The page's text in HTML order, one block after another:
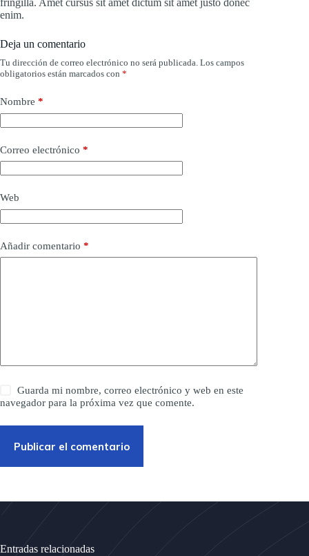
fringilla. Amet cursus sit amet dictum sit amet justo donec
enim.
Deja un comentario
Tu dirección de correo electrónico no será publicada. Los campos
obligatorios están marcados con *
Nombre *
Correo electrónico *
Web
Añadir comentario *
Guarda mi nombre, correo electrónico y web en este
navegador para la próxima vez que comente.
Publicar el comentario
Entradas relacionadas